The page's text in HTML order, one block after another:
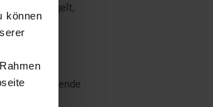
können
bzw. geregelt,
überweisende